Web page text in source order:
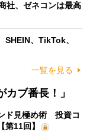
社、ゼネコンは最高
、TikTok、
一覧を見る
ブ番長！」
ド見極め術 投資コ
第11回】